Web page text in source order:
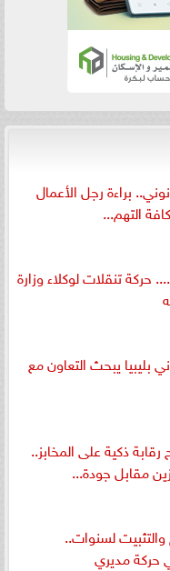
براءة رجل الأعمال
التهم...
تنقلات لوكلاء وزارة
بليبيا يبحث التعاون مع
ذكية على المخابز..
مقابل جودة...
لسنوات..
حركة مديري